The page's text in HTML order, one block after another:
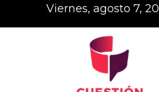
viernes, agosto 7,